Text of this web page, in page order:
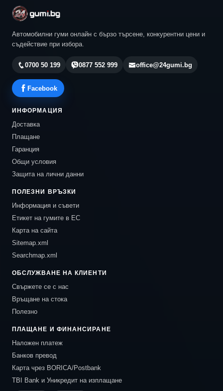
Автомобилни гуми онлайн с бързо търсене, конкурентни цени и
съдействие при избора.
0700 50 199 0877 552 999 office@24gumi.bg
Facebook
ИНФОРМАЦИЯ
Доставка
Плащане
Гаранция
Общи условия
Защита на лични данни
ПОЛЕЗНИ ВРЪЗКИ
Информация и съвети
Етикет на гумите в ЕС
Карта на сайта
Sitemap.xml
Searchmap.xml
ОБСЛУЖВАНЕ НА КЛИЕНТИ
Свържете се с нас
Връщане на стока
Полезно
ПЛАЩАНЕ И ФИНАНСИРАНЕ
Наложен платеж
Банков превод
Карта чрез BORICA/Postbank
TBI Bank и Уникредит на изплащане